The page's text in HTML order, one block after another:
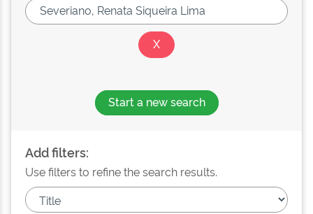
Start a new search
Add filters:
Use filters to refine the search results.